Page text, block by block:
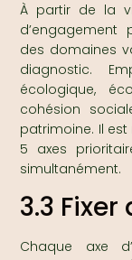
À partir de la
d’engagement
des domaines
diagnostic.
écologique,
cohésion
patrimoine. Il
5 axes
simultanément.
3.3
Chaque axe